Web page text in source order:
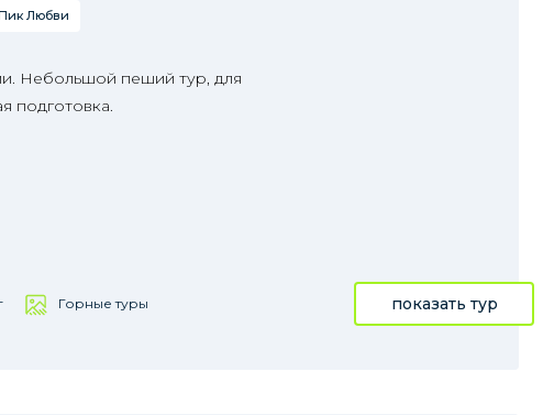
Любви
Небольшой пеший тур, для
подготовка.
Горные туры показать тур